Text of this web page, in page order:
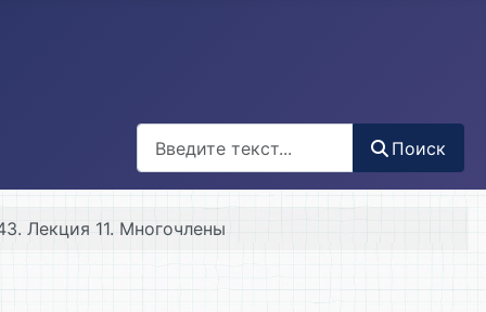
Поиск
Лекция 11. Многочлены